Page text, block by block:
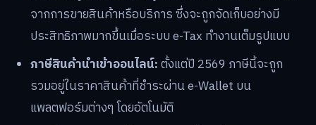
จากการขายสินค้าหรือบริการ ซึ่งจะถูกจัดเก็บอย่างมี
ประสิทธิภาพมากขึ้นเมื่อระบบ e-Tax ทำงานเต็มรูปแบบ
ภาษีสินค้านำเข้าออนไลน์:ตั้งแต่ปี 2569 ภาษีนี้จะถูก
รวมอยู่ในราคาสินค้าที่ชำระผ่าน e-Wallet บน
แพลตฟอร์มต่างๆ โดยอัตโนมัติ